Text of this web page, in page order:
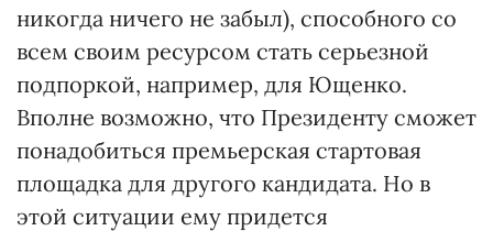
никогда ничего не забыл), способного со
всем своим ресурсом стать серьезной
подпоркой, например, для Ющенко.
Вполне возможно, что Президенту сможет
понадобиться премьерская стартовая
площадка для другого кандидата. Но в
этой ситуации ему придется